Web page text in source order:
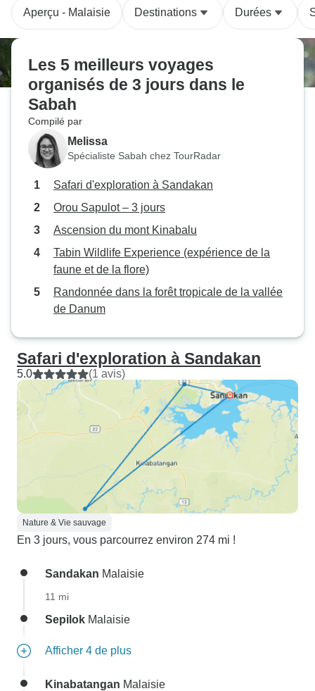
Aperçu - Malaisie Destinations Durées
Les 5 meilleurs voyages
organisés de 3 jours dans le
Sabah
Compilé par
Melissa
Spécialiste Sabah chez TourRadar
Safari d'exploration à Sandakan
Orou Sapulot – 3 jours
Ascension du mont Kinabalu
Tabin Wildlife Experience (expérience de la
faune et de la flore)
Randonnée dans la forêt tropicale de la vallée
de Danum
Safari d'exploration à Sandakan
5.0 (1 avis)
Nature & Vie sauvage
En 3 jours, vous parcourrez environ 274 mi !
Sandakan Malaisie
11 mi
Sepilok Malaisie
Afficher 4 de plus
Kinabatangan Malaisie